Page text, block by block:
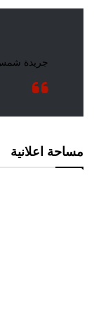
مساحة اعلانية